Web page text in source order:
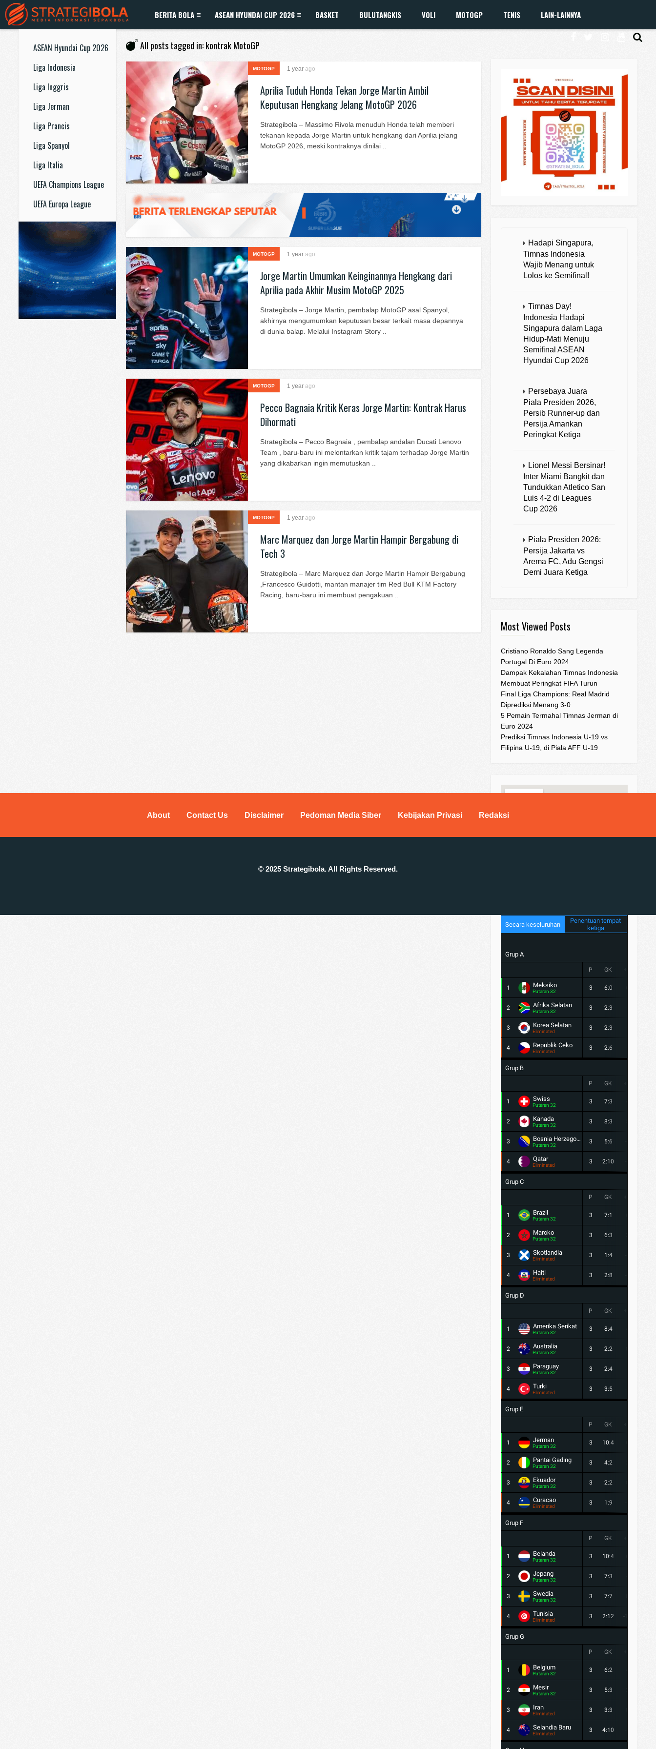
BERITA BOLA ASEAN HYUNDAI CUP 2026 BASKET BULUTANGKIS VOLI MOTOGP TENIS LAIN-LAINNYA
ASEAN Hyundai Cup 2026
Liga Indonesia
Liga Inggris
Liga Jerman
Liga Prancis
Liga Spanyol
Liga Italia
UEFA Champions League
UEFA Europa League
All posts tagged in: kontrak MotoGP
MOTOGP 1 year ago
Aprilia Tuduh Honda Tekan Jorge Martin Ambil
Keputusan Hengkang Jelang MotoGP 2026
Strategibola – Massimo Rivola menuduh Honda telah memberi
tekanan kepada Jorge Martin untuk hengkang dari Aprilia jelang
MotoGP 2026, meski kontraknya dinilai ..
MOTOGP 1 year ago
Jorge Martin Umumkan Keinginannya Hengkang dari
Aprilia pada Akhir Musim MotoGP 2025
Strategibola – Jorge Martin, pembalap MotoGP asal Spanyol,
akhirnya mengumumkan keputusan besar terkait masa depannya
di dunia balap. Melalui Instagram Story ..
MOTOGP 1 year ago
Pecco Bagnaia Kritik Keras Jorge Martin: Kontrak Harus
Dihormati
Strategibola – Pecco Bagnaia , pembalap andalan Ducati Lenovo
Team , baru-baru ini melontarkan kritik tajam terhadap Jorge Martin
yang dikabarkan ingin memutuskan ..
MOTOGP 1 year ago
Marc Marquez dan Jorge Martin Hampir Bergabung di
Tech 3
Strategibola – Marc Marquez dan Jorge Martin Hampir Bergabung
,Francesco Guidotti, mantan manajer tim Red Bull KTM Factory
Racing, baru-baru ini membuat pengakuan ..
Hadapi Singapura,
Timnas Indonesia
Wajib Menang untuk
Lolos ke Semifinal!
Timnas Day!
Indonesia Hadapi
Singapura dalam Laga
Hidup-Mati Menuju
Semifinal ASEAN
Hyundai Cup 2026
Persebaya Juara
Piala Presiden 2026,
Persib Runner-up dan
Persija Amankan
Peringkat Ketiga
Lionel Messi Bersinar!
Inter Miami Bangkit dan
Tundukkan Atletico San
Luis 4-2 di Leagues
Cup 2026
Piala Presiden 2026:
Persija Jakarta vs
Arema FC, Adu Gengsi
Demi Juara Ketiga
Most Viewed Posts
Cristiano Ronaldo Sang Legenda
Portugal Di Euro 2024
Dampak Kekalahan Timnas Indonesia
Membuat Peringkat FIFA Turun
Final Liga Champions: Real Madrid
Diprediksi Menang 3-0
5 Pemain Termahal Timnas Jerman di
Euro 2024
Prediksi Timnas Indonesia U-19 vs
Filipina U-19, di Piala AFF U-19
Secara keseluruhan
Penentuan tempat
ketiga
Grup A
P GK
1 Meksiko
Putaran 32
3 6:0
2 Afrika Selatan
Putaran 32
3 2:3
3 Korea Selatan
Eliminated
3 2:3
4 Republik Ceko
Eliminated
3 2:6
Grup B
P GK
1 Swiss
Putaran 32
3 7:3
2 Kanada
Putaran 32
3 8:3
3 Bosnia Herzegovina
Putaran 32
3 5:6
4 Qatar
Eliminated
3 2:10
Grup C
P GK
1 Brazil
Putaran 32
3 7:1
2 Maroko
Putaran 32
3 6:3
3 Skotlandia
Eliminated
3 1:4
4 Haiti
Eliminated
3 2:8
Grup D
P GK
1 Amerika Serikat
Putaran 32
3 8:4
2 Australia
Putaran 32
3 2:2
3 Paraguay
Putaran 32
3 2:4
4 Turki
Eliminated
3 3:5
Grup E
P GK
1 Jerman
Putaran 32
3 10:4
2 Pantai Gading
Putaran 32
3 4:2
3 Ekuador
Putaran 32
3 2:2
4 Curacao
Eliminated
3 1:9
Grup F
P GK
1 Belanda
Putaran 32
3 10:4
2 Jepang
Putaran 32
3 7:3
3 Swedia
Putaran 32
3 7:7
4 Tunisia
Eliminated
3 2:12 -10
Grup G
P GK
1 Belgium
Putaran 32
3 6:2
2 Mesir
Putaran 32
3 5:3
3 Iran
Eliminated
3 3:3
4 Selandia Baru
Eliminated
3 4:10
About Contact Us Disclaimer Pedoman Media Siber Kebijakan Privasi Redaksi
© 2025 Strategibola. All Rights Reserved.